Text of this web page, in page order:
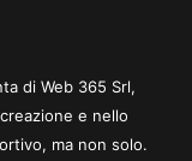
di Web 365 Srl,
e nello
ma non solo.